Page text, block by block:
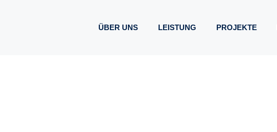
ÜBER UNS LEISTUNG PROJEKTE